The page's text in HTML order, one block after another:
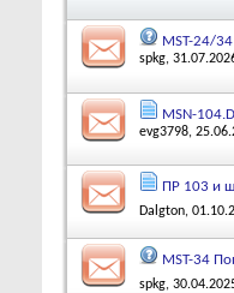
MST-24/
spkg,
MSN-104.D
evg3798,
ПР 103 и
Dalgton,
MST-34
spkg,